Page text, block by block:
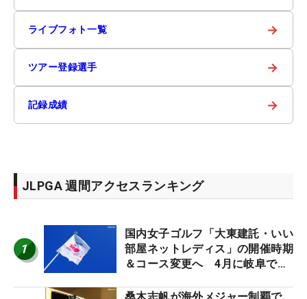
ライブフォト一覧 →
ツアー登録選手 →
記録成績 →
JLPGA 週間アクセスランキング
1
国内女子ゴルフ「大東建託・いい
部屋ネットレディス」の開催時期
＆コース変更へ 4月に岐阜で開
桑木志帆が海外メジャー制覇で